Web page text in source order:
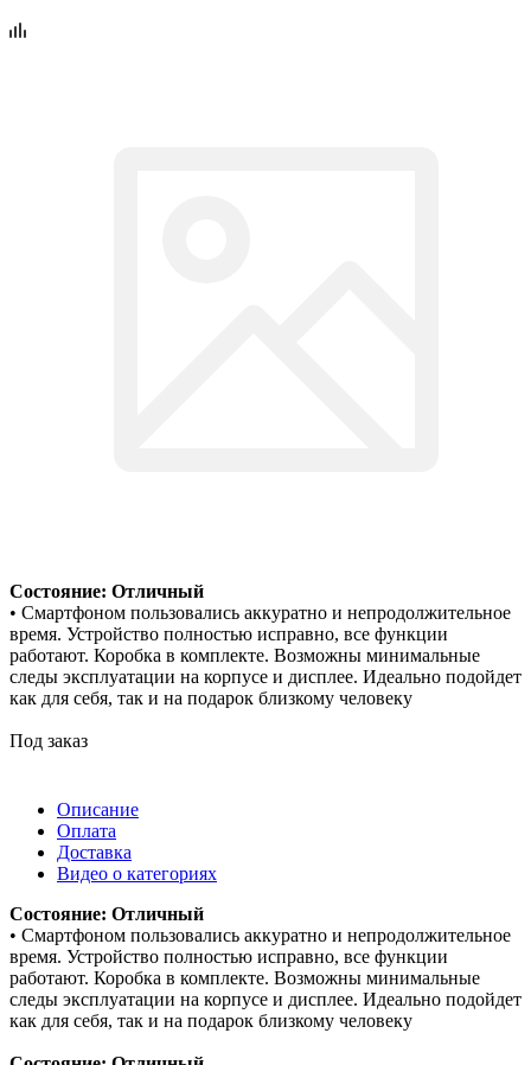
Состояние: Отличный
• Смартфоном пользовались аккуратно и непродолжительное
время. Устройство полностью исправно, все функции
работают. Коробка в комплекте. Возможны минимальные
следы эксплуатации на корпусе и дисплее. Идеально подойдет
как для себя, так и на подарок близкому человеку
Под заказ
Описание
Оплата
Доставка
Видео о категориях
Состояние: Отличный
• Смартфоном пользовались аккуратно и непродолжительное
время. Устройство полностью исправно, все функции
работают. Коробка в комплекте. Возможны минимальные
следы эксплуатации на корпусе и дисплее. Идеально подойдет
как для себя, так и на подарок близкому человеку